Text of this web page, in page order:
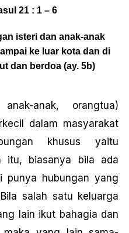
21 : 1 – 6
isteri dan anak-anak
ke luar kota dan di
dan berdoa (ay. 5b)
anak, orangtua)
dalam masyarakat
khusus yaitu
itu, biasanya bila ada
punya hubungan yang
salah satu keluarga
lain ikut bahagia dan